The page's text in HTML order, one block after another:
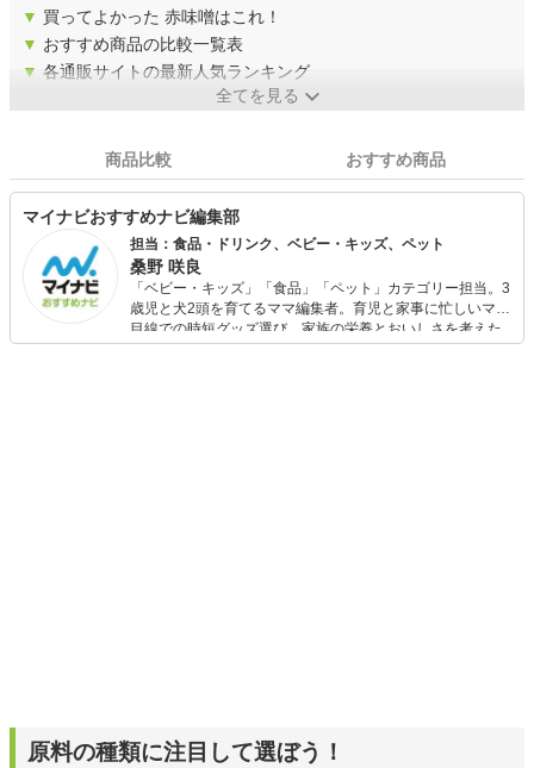
▼ 買ってよかった 赤味噌はこれ！
▼ おすすめ商品の比較一覧表
▼ 各通販サイトの最新人気ランキング
全てを見る
商品比較 おすすめ商品
マイナビおすすめナビ編集部
担当：食品・ドリンク、ベビー・キッズ、ペット
桑野 咲良
「ベビー・キッズ」「食品」「ペット」カテゴリー担当。3
歳児と犬2頭を育てるママ編集者。育児と家事に忙しいママ
目線での時短グッズ選び、家族の栄養とおいしさを考えた
食品選び、束の間のリラックスタイムを楽しむためのスイ
原料の種類に注目して選ぼう！